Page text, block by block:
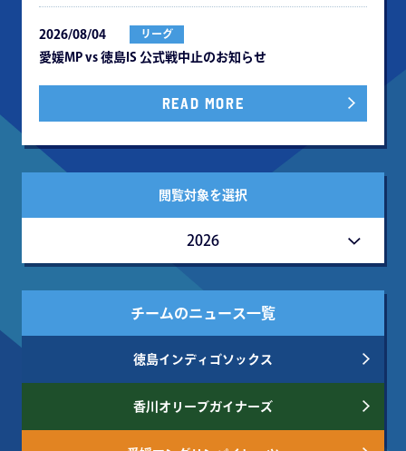
2026/08/04 リーグ
愛媛MP vs 徳島IS 公式戦中⽌のお知らせ
READ MORE
閲覧対象を選択
2026
チームのニュース一覧
徳島インディゴソックス
香川オリーブガイナーズ